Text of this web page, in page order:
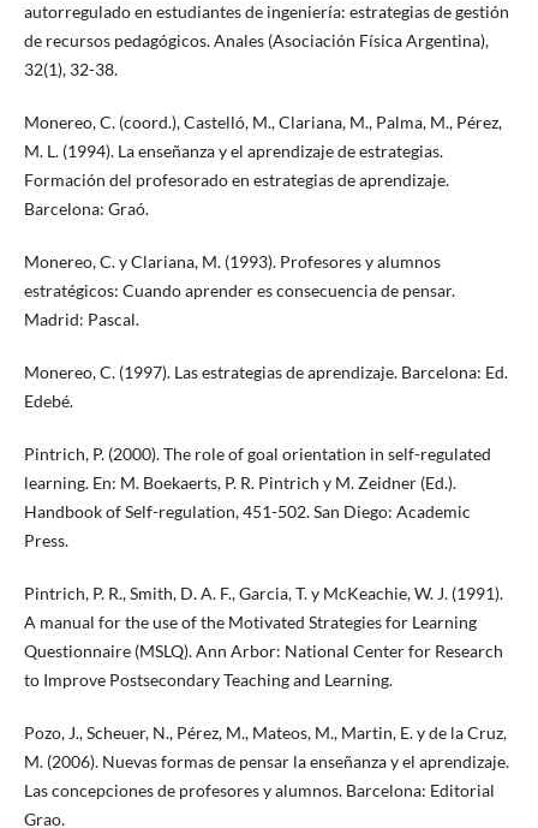
autorregulado en estudiantes de ingeniería: estrategias de gestión
de recursos pedagógicos. Anales (Asociación Física Argentina),
32(1), 32-38.
Monereo, C. (coord.), Castelló, M., Clariana, M., Palma, M., Pérez,
M. L. (1994). La enseñanza y el aprendizaje de estrategias.
Formación del profesorado en estrategias de aprendizaje.
Barcelona: Graó.
Monereo, C. y Clariana, M. (1993). Profesores y alumnos
estratégicos: Cuando aprender es consecuencia de pensar.
Madrid: Pascal.
Monereo, C. (1997). Las estrategias de aprendizaje. Barcelona: Ed.
Edebé.
Pintrich, P. (2000). The role of goal orientation in self-regulated
learning. En: M. Boekaerts, P. R. Pintrich y M. Zeidner (Ed.).
Handbook of Self-regulation, 451-502. San Diego: Academic
Press.
Pintrich, P. R., Smith, D. A. F., Garcia, T. y McKeachie, W. J. (1991).
A manual for the use of the Motivated Strategies for Learning
Questionnaire (MSLQ). Ann Arbor: National Center for Research
to Improve Postsecondary Teaching and Learning.
Pozo, J., Scheuer, N., Pérez, M., Mateos, M., Martin, E. y de la Cruz,
M. (2006). Nuevas formas de pensar la enseñanza y el aprendizaje.
Las concepciones de profesores y alumnos. Barcelona: Editorial
Grao.